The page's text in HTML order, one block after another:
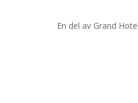
En del av Grand